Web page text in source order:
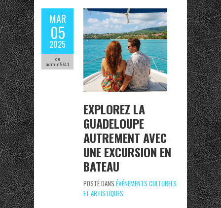
MAR
05
2025
de
admin5311
EXPLOREZ LA
GUADELOUPE
AUTREMENT AVEC
UNE EXCURSION EN
BATEAU
POSTÉ DANS ÉVÉNEMENTS CULTURELS
ET ARTISTIQUES